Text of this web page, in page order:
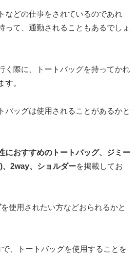
などの仕事をされているのであれ
って、通勤されることもあるでしょ
く際に、トートバッグを持ってかれ
す。
バッグは使用されることがあるかと
におすすめのトートバッグ、ジミー
2way、ショルダーを掲載してお
を使用されたい方などおられるかと
、トートバッグを使用することを